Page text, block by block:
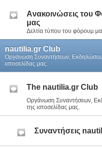
Aνακοινώσεις του
μας
Δελτία τύπου του φόρουμ
nautilia.gr Club
Οργάνωση Συναντήσεων,
ιστοσελίδας μας.
The nautilia.gr Club
Οργάνωση Συναντήσεων,
της ιστοσελίδας μας.
Συναντήσεις